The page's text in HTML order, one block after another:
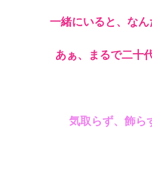
一緒にいると、な
あぁ、まるで二十
気取らず、飾ら